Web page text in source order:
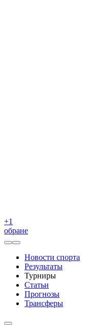
+1
обране
Новости спорта
Результаты
Турниры
Статьи
Прогнозы
Трансферы